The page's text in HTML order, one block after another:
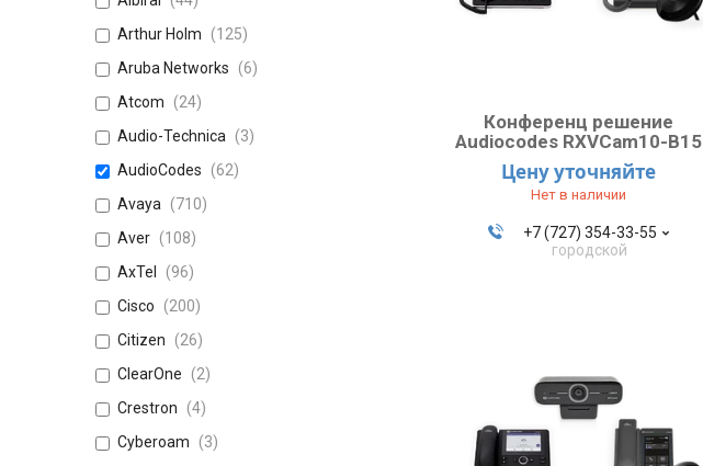
Конференц решение
Audiocodes RXVCam10-B15
Цену уточняйте
Нет в наличии
+7 (727) 354-33-55
городской
Arthur Holm
125
Aruba Networks
6
Atcom
24
Audio-Technica
3
AudioCodes
62
Avaya
710
Aver
108
AxTel
96
Cisco
200
Citizen
26
ClearOne
2
Crestron
4
Cyberoam
3